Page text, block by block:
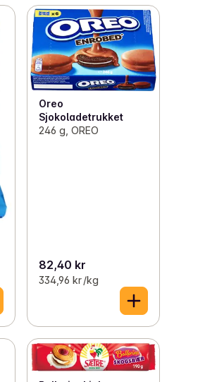
Oreo
Sjokoladetrukket
246 g, OREO
82,40 kr
334,96 kr /kg